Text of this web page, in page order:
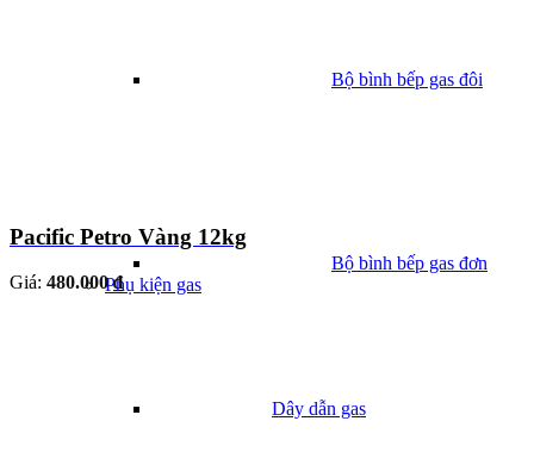
Bộ bình bếp gas đôi
Bộ bình bếp gas đơn
Phụ kiện gas
Dây dẫn gas
Pacific Petro Vàng 12kg
Giá: 480.000 ₫